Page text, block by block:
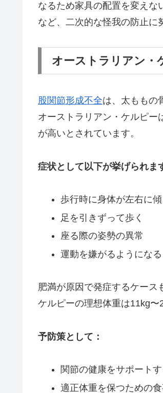
なるため家具の配置を変えな
など、二次的な怪我の防止に
オーストラリアン・
股関節形成不全は、太ももの
オーストラリアン・ケルピー
が高いとされています。
症状として以下が挙げられま
歩行時に身体が左右に傾
足を引きずって歩く
座る際の姿勢の異常
運動を嫌がるようになる
肥満が原因で発症するケース
ケルピーの理想体重は11kg〜
予防策として：
関節の健康をサポート
適正体重を保つための